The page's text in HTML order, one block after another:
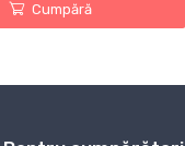
Cumpără